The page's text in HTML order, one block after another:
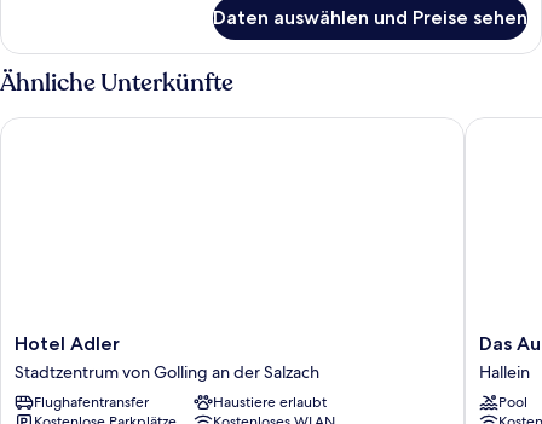
Studiosuite
Daten auswählen und Preise sehen
Ähnliche Unterkünfte
Hotel
Adler
Stadtzentrum
von
Hotel Adler
Stadtzentrum von Golling an der Salzach
Flughafentransfer
Haustiere erlaubt
Hotel Adler
Das
Au-
Gut
Hallein
Das
Hallein
Pool
Das Au-